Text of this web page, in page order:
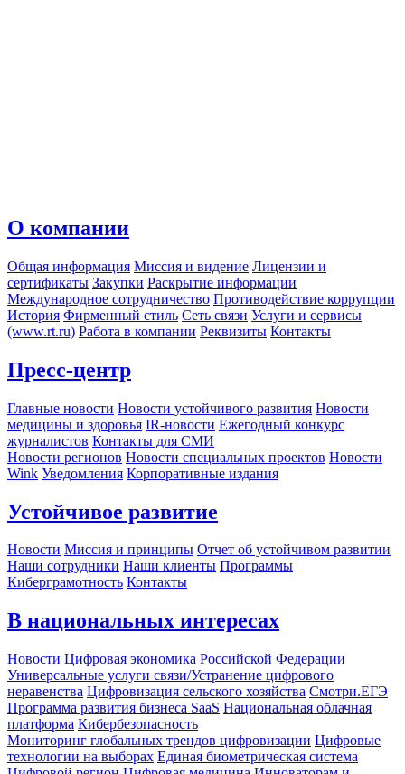
О компании
Общая информация Миссия и видение Лицензии и
сертификаты Закупки Раскрытие информации
Международное сотрудничество Противодействие коррупции
История Фирменный стиль Сеть связи Услуги и сервисы
(www.rt.ru) Работа в компании Реквизиты Контакты
Пресс-центр
Главные новости Новости устойчивого развития Новости
медицины и здоровья IR-новости Ежегодный конкурс
журналистов Контакты для СМИ
Новости регионов Новости специальных проектов Новости
Wink Уведомления Корпоративные издания
Устойчивое развитие
Новости Миссия и принципы Отчет об устойчивом развитии
Наши сотрудники Наши клиенты Программы
Киберграмотность Контакты
В национальных интересах
Новости Цифровая экономика Российской Федерации
Универсальные услуги связи/Устранение цифрового
неравенства Цифровизация сельского хозяйства Смотри.ЕГЭ
Программа развития бизнеса SaaS Национальная облачная
платформа Кибербезопасность
Мониторинг глобальных трендов цифровизации Цифровые
технологии на выборах Единая биометрическая система